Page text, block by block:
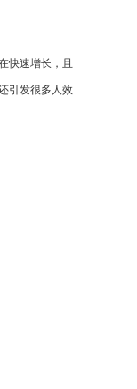
快速增长，且
引发很多人效